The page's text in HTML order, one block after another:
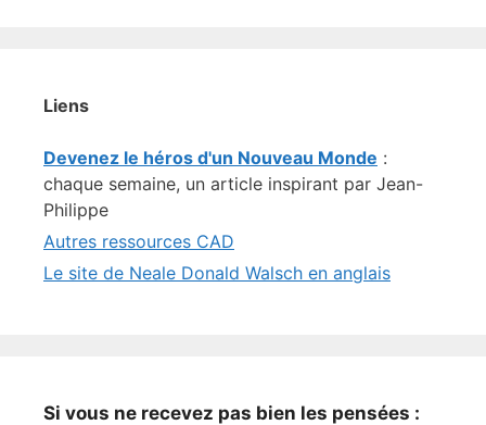
Liens
Devenez le héros d'un Nouveau Monde :
chaque semaine, un article inspirant par Jean-
Philippe
Autres ressources CAD
Le site de Neale Donald Walsch en anglais
Si vous ne recevez pas bien les pensées :